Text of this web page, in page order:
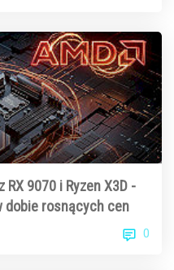
RX 9070 i Ryzen X3D -
dobie rosnących cen
0